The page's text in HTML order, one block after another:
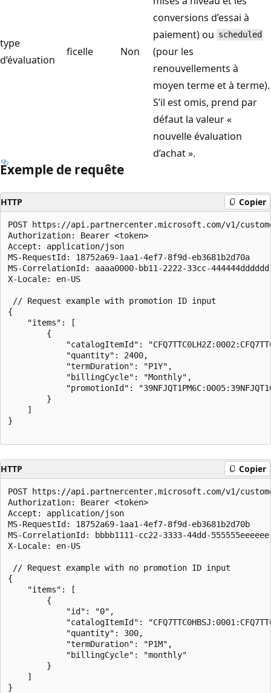
type
d’évaluation
ficelle Non
conversions d’essai à
paiement) ou scheduled
(pour les
renouvellements à
moyen terme et à terme).
S’il est omis, prend par
défaut la valeur «
nouvelle évaluation
d’achat ».
Exemple de requête
HTTP Copier
POST https://api.partnercenter.microsoft.com/v1/
Authorization: Bearer <token>
Accept: application/json
MS-RequestId: 18752a69-1aa1-4ef7-8f9d-eb3681b2d70a
MS-CorrelationId: aaaa0000-bb11-2222-33cc-444444dddddd
X-Locale: en-US
// Request example with promotion ID input
{
    "items": [
        {
"catalogItemId":
            "quantity": 2400,
            "termDuration": "P1Y",
            "billingCycle": "Monthly",
"promotionId":
        }
    ]
}
HTTP Copier
POST https://api.partnercenter.microsoft.com/v1/
Authorization: Bearer <token>
Accept: application/json
MS-RequestId: 18752a69-1aa1-4ef7-8f9d-eb3681b2d70b
MS-CorrelationId: bbbb1111-cc22-3333-44dd-555555eeeeee
X-Locale: en-US
// Request example with no promotion ID input
{
    "items": [
        {
            "id": "0",
"catalogItemId":
            "quantity": 300,
            "termDuration": "P1M",
            "billingCycle": "monthly"
        }
    ]
}